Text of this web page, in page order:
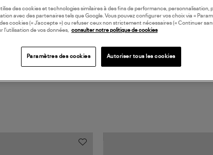
des cookies et technologies similaires à des fins de performance, personnalisation,
avec des partenaires tels que Google. Vous pouvez configurer vos choix via «
cookies (« J’accepte ») ou refuser ceux non strictement nécessaires (« Continuer
l’utilisation de vos données, consulter notre politique de cookies
Paramètres des cookies Autoriser tous les cookies